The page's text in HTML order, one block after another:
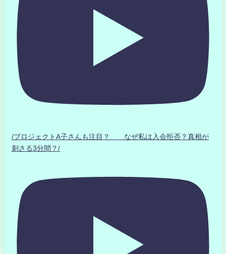
/プロジェクトA子さんも注目？ なぜ私は入会拒否？真相が
刺さる3分間？/